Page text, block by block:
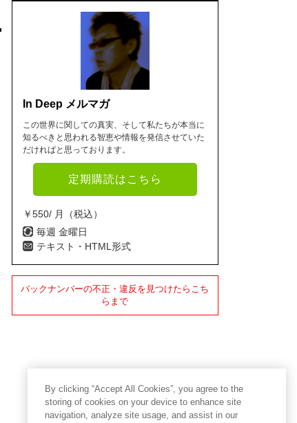
In Deep メルマガ
この世界に関しての真実、そして私たちが本当に
知るべきと思われる智恵や情報を発信させていた
だければと思っております。
定期購読はこちら
￥550/ 月（税込）
毎週 金曜日
テキスト・HTML形式
バックナンバーの不正・違反を見つけたらこち
らまで
By clicking “Accept All Cookies”, you agree to the
storing of cookies on your device to enhance site
navigation, analyze site usage, and assist in our